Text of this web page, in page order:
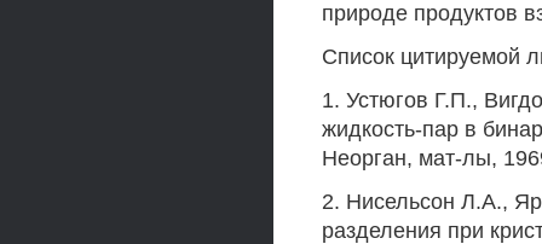
природе продуктов
Список цитируемой
1. Устюгов Г.П.,
жидкость-пар в
Неорган, мат-лы,
2. Нисельсон Л.А.,
разделения при